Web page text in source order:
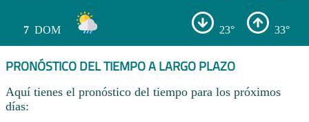
7 DOM 23° 33°
PRONÓSTICO DEL TIEMPO A LARGO PLAZO
Aquí tienes el pronóstico del tiempo para los próximos
días: